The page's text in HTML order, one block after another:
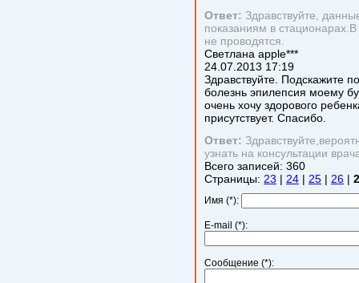
Ответ: Здравствуйте,
показаниям в
не проводятся.
Светлана apple***
24.07.2013 17:19
Здравствуйте. Подскажите
болезнь эпилепсия моему
очень хочу здорового
присутствует. Спасибо.
Ответ:
узнать на консультации
Всего записей: 360
Страницы: 23 | 24 | 25 | 26 |
Имя (*):
E-mail (*):
Сообщение (*):